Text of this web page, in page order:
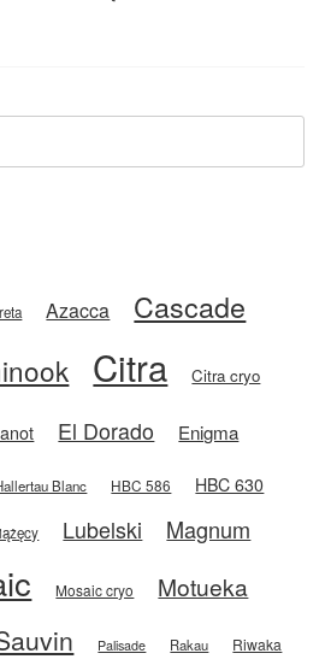
Azacca Cascade
Citra Citra cryo
El Dorado Enigma
Blanc HBC 586 HBC 630
Lubelski
Magnum
Mosaic cryo Motueka
Palisade Rakau Riwaka